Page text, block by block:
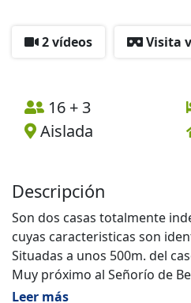
2 vídeos Visita
16 + 3
Aislada
Descripción
Son dos casas totalmente
cuyas caracteristicas son
Situadas a unos 500m. del
Muy próximo al Señorío de
partida para visitar las
Leer más